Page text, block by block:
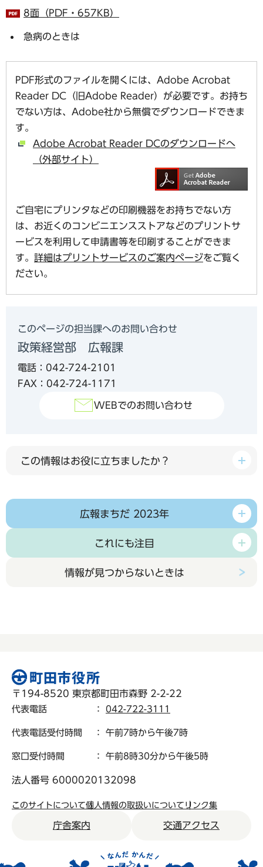
8面（PDF・657KB）
急病のときは
PDF形式のファイルを開くには、Adobe Acrobat
Reader DC（旧Adobe Reader）が必要です。お持ち
でない方は、Adobe社から無償でダウンロードできま
す。
Adobe Acrobat Reader DCのダウンロードへ
（外部サイト）
ご自宅にプリンタなどの印刷機器をお持ちでない方
は、お近くのコンビニエンスストアなどのプリントサ
ービスを利用して申請書等を印刷することができま
す。 詳細はプリントサービスのご案内ページをご覧く
ださい。
このページの担当課へのお問い合わせ
政策経営部 広報課
電話：042-724-2101
FAX：042-724-1171
WEBでのお問い合わせ
この情報はお役に立ちましたか？
広報まちだ 2023年
これにも注目
情報が見つからないときは
〒194-8520 東京都町田市森野 2-2-22
代表電話 ： 042-722-3111
代表電話受付時間 ： 午前7時から午後7時
窓口受付時間 ： 午前8時30分から午後5時
法人番号 6000020132098
このサイトについて個人情報の取扱いについて リンク集
庁舎案内 交通アクセス